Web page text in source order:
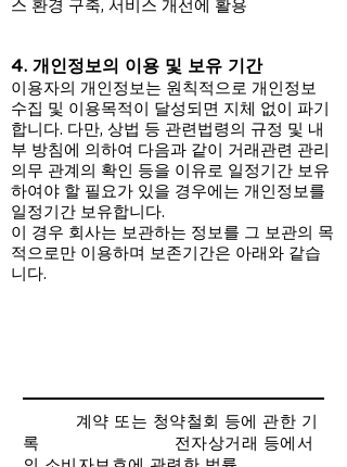
스 환경 구축, 서비스 개선에 활용
4. 개인정보의 이용 및 보유 기간
이용자의 개인정보는 원칙적으로 개인정보
수집 및 이용목적이 달성되면 지체 없이 파기
합니다. 다만, 상법 등 관련법령의 규정 및 내
부 방침에 의하여 다음과 같이 거래관련 관리
의무 관계의 확인 등을 이유로 일정기간 보유
하여야 할 필요가 있을 경우에는 개인정보를
일정기간 보유합니다.
이 경우 회사는 보관하는 정보를 그 보관의 목
적으로만 이용하며 보존기간은 아래와 같습
니다.
계약 또는 청약철회 등에 관한 기
록 전자상거래 등에서